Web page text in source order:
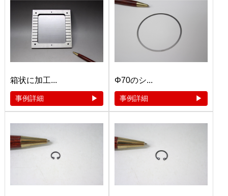
箱状に加工...
事例詳細
Φ70のシ...
事例詳細